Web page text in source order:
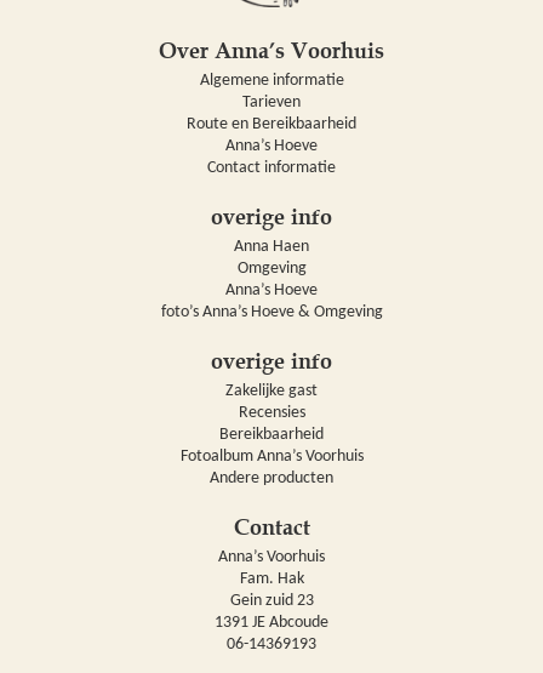
Over Anna’s Voorhuis
Algemene informatie
Tarieven
Route en Bereikbaarheid
Anna’s Hoeve
Contact informatie
overige info
Anna Haen
Omgeving
Anna’s Hoeve
foto’s Anna’s Hoeve & Omgeving
overige info
Zakelijke gast
Recensies
Bereikbaarheid
Fotoalbum Anna’s Voorhuis
Andere producten
Contact
Anna’s Voorhuis
Fam. Hak
Gein zuid 23
1391 JE Abcoude
06-14369193